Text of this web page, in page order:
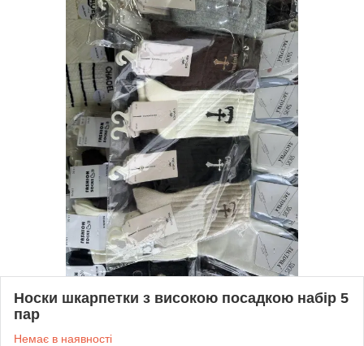
Носки шкарпетки з високою посадкою набір 5
пар
Немає в наявності